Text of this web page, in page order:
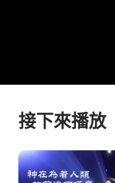
接下來播放